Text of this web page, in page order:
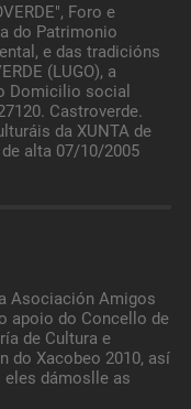
Foro e
do Patrimonio
e das tradicións
(LUGO), a
Domicilio social
Castroverde.
da XUNTA de
de alta 07/10/2005
Asociación Amigos
apoio do Concello de
de Cultura e
do Xacobeo 2010, así
eles dámoslle as